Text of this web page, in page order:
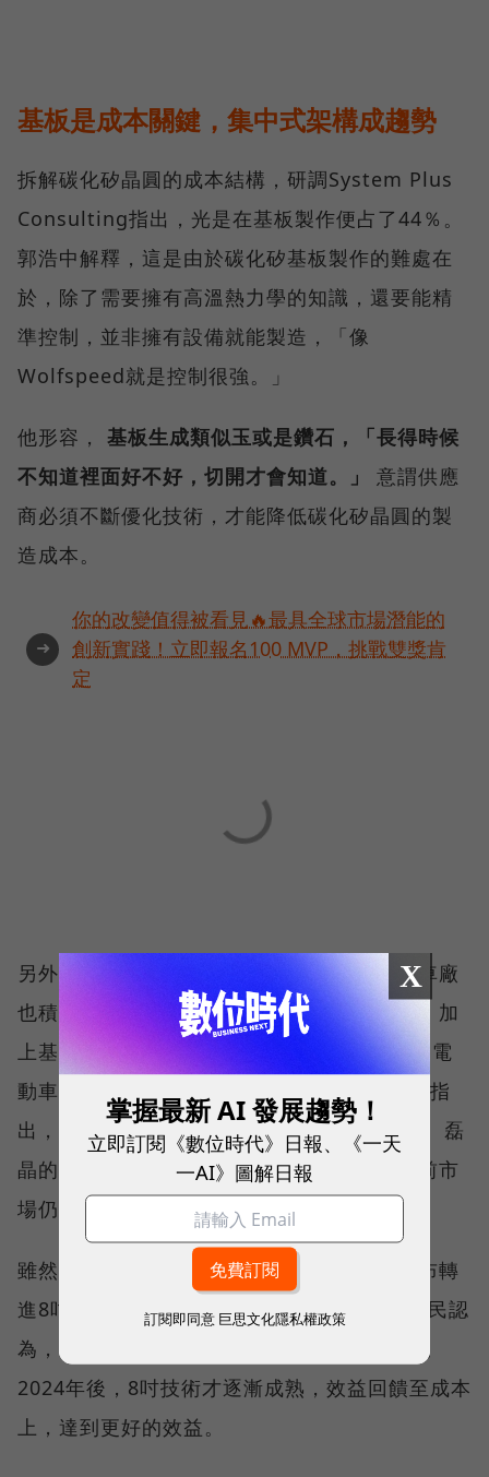
基板是成本關鍵，集中式架構成趨勢
拆解碳化矽晶圓的成本結構，研調System Plus
Consulting指出，光是在基板製作便占了44％。
郭浩中解釋，這是由於碳化矽基板製作的難處在
於，除了需要擁有高溫熱力學的知識，還要能精
準控制，並非擁有設備就能製造，「像
Wolfspeed就是控制很強。」
他形容， 基板生成類似玉或是鑽石，「長得時候
不知道裡面好不好，切開才會知道。」
意謂供應
商必須不斷優化技術，才能降低碳化矽晶圓的製
造成本。
➜
你的改變值得被看見🔥最具全球市場潛能的
創新實踐！立即報名100 MVP，挑戰雙獎肯
定
另外，隨著2025年歐美國家將禁售燃油車，車廠
也積極轉型，導致碳化矽在2022年供不應求，加
上基板製造不易，推升了碳化矽的價格，提高電
動車的生產成本。MIC資深產業分析師鄭凱安指
出，目前主流的碳化矽6吋晶圓，將隨著基板、磊
晶的技術優化，於2023年來到甜蜜點，但當前市
場仍處於產能不足的狀態。
雖然近期諸如Wolfspeed、II-VI等大廠已宣布轉
進8吋量產，DIGITIMES研究中心分析師王尊民認
為，「應該宣示意味比較大。」預估可能要到
2024年後，8吋技術才逐漸成熟，效益回饋至成本
上，達到更好的效益。
X
掌握最新 AI 發展趨勢！
立即訂閱《數位時代》日報、《一天
一AI》圖解日報
訂閱即同意 巨思文化隱私權政策